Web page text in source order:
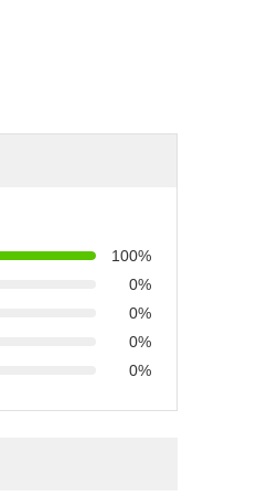
100%
0%
0%
0%
0%